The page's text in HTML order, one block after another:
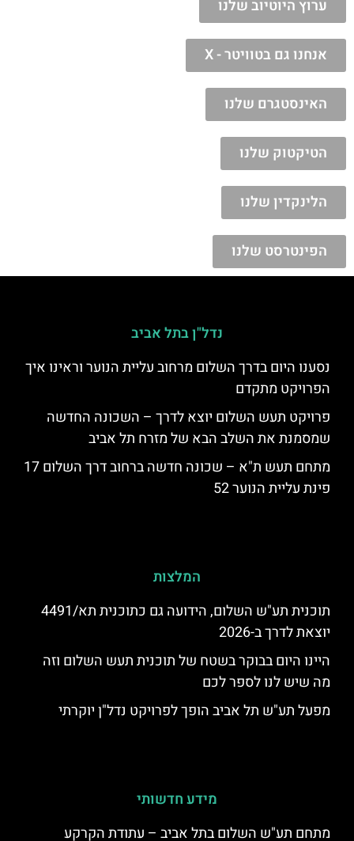
ערוץ היוטיוב שלנו
אנחנו גם בטוויטר - X
האינסטגרם שלנו
הטיקטוק שלנו
הלינקדין שלנו
הפינטרסט שלנו
נדל"ן בתל אביב
נסענו היום בדרך השלום מרחוב עליית הנוער וראינו איך
הפרויקט מתקדם
פרויקט תעש השלום יוצא לדרך – השכונה החדשה
שמסמנת את השלב הבא של מזרח תל אביב
מתחם תעש ת"א – שכונה חדשה ברחוב דרך השלום 17
פינת עליית הנוער 52
המלצות
תוכנית תע"ש השלום, הידועה גם כתוכנית תא/4491
יוצאת לדרך ב-2026
היינו היום בבוקר בשטח של תוכנית תעש השלום וזה
מה שיש לנו לספר לכם
מפעל תע"ש תל אביב הופך לפרויקט נדל"ן יוקרתי
מידע חדשותי
מתחם תע"ש השלום בתל אביב – עתודת הקרקע